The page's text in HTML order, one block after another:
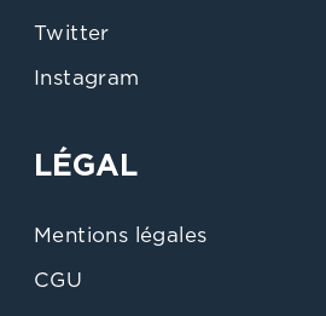
Twitter
Instagram
LÉGAL
Mentions légales
CGU